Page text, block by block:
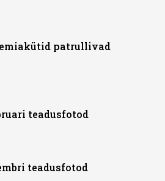
patrullivad
teadusfotod
teadusfotod